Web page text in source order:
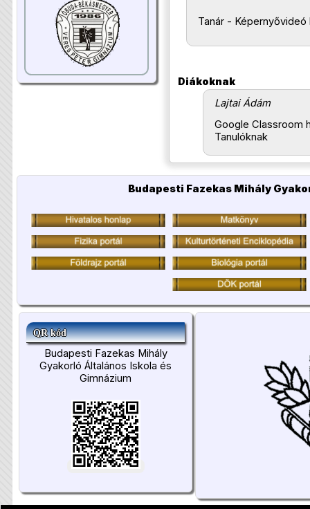
Tanár -
Diákoknak
Lajtai Ádám
Google Classroom
Tanulóknak
Budapesti Fazekas Mihály
QR kód
Budapesti Fazekas Mihály
Gyakorló Általános Iskola és
Gimnázium